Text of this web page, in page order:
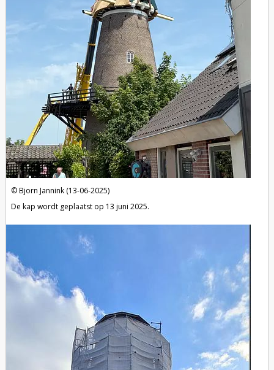
Bjorn Jannink (13-06-2025)
De kap wordt geplaatst op 13 juni 2025.